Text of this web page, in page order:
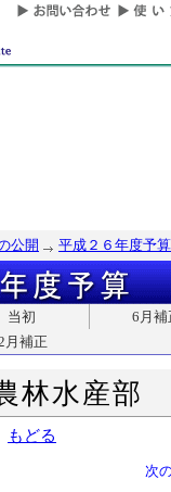
公開 平成２６年度予算
当初
6月補
月補正
林水産部
もどる
次